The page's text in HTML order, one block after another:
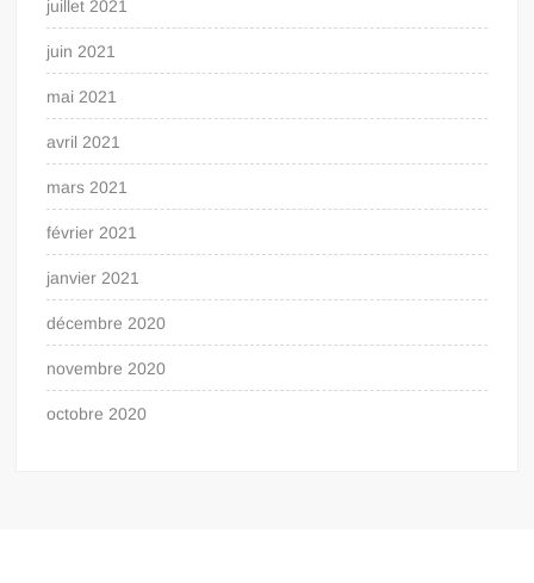
juillet 2021
juin 2021
mai 2021
avril 2021
mars 2021
février 2021
janvier 2021
décembre 2020
novembre 2020
octobre 2020